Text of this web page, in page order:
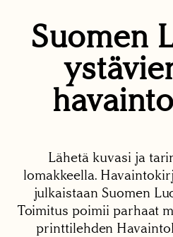
Suomen
Lähetä kuvasi ja
lomakkeella.
julkaistaan Suomen
Toimitus poimii parhaat
printtilehden